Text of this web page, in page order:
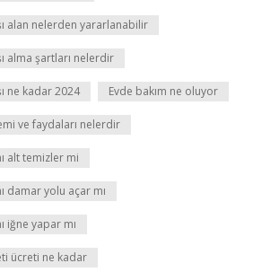
alan nelerden yararlanabilir
alma şartları nelerdir
ne kadar 2024 Evde bakım ne oluyor
ve faydaları nelerdir
alt temizler mi
damar yolu açar mı
iğne yapar mı
ücreti ne kadar